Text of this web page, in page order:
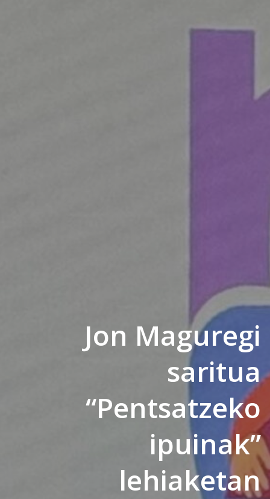
Jon Maguregi
saritua
“Pentsatzeko
ipuinak”
lehiaketan